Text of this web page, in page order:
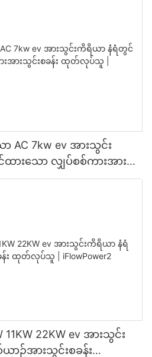
7kw ev အားသွင်း
းသော လျှပ်စစ်ကားအား
22KW ev အားသွင်း
ဉ်အားသွင်းစခန်း